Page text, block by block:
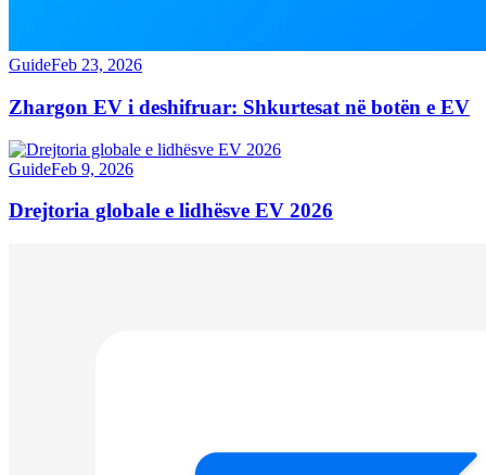
GuideFeb 23, 2026
Zhargon EV i deshifruar: Shkurtesat në botën e EV
GuideFeb 9, 2026
Drejtoria globale e lidhësve EV 2026